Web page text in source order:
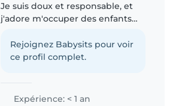
Je suis doux et responsable, et
j'adore m'occuper des enfants
peux occupe vos enfants avec le
dessin, la lecture et des jeux
Rejoignez Babysits pour voir
ce profil complet.
Expérience: < 1 an